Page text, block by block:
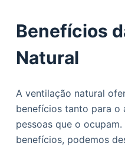
Benefícios
Natural
A ventilação natural
benefícios tanto para o
pessoas que o
benefícios, podemos